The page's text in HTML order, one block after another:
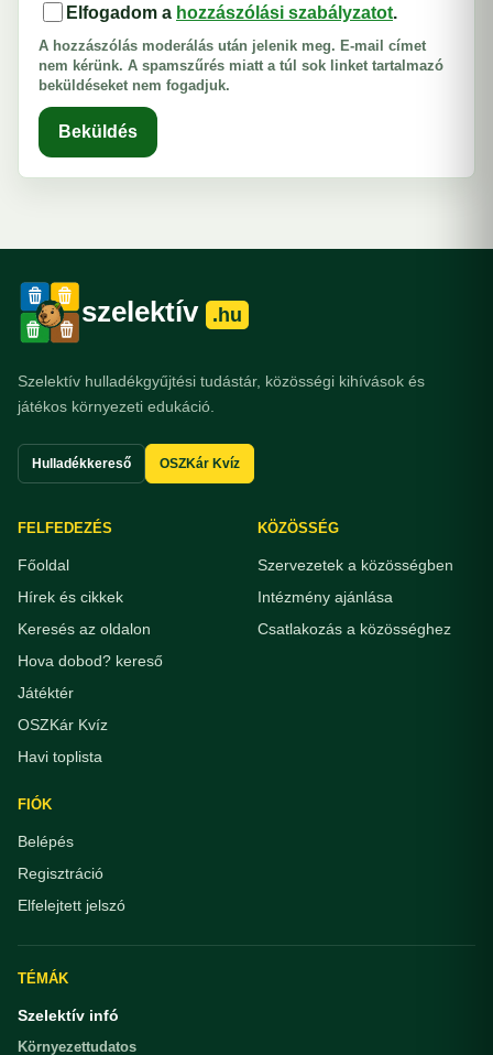
Elfogadom a hozzászólási szabályzatot.
A hozzászólás moderálás után jelenik meg. E-mail címet
nem kérünk. A spamszűrés miatt a túl sok linket tartalmazó
beküldéseket nem fogadjuk.
Beküldés
szelektív .hu
Szelektív hulladékgyűjtési tudástár, közösségi kihívások és
játékos környezeti edukáció.
Hulladékkereső OSZKár Kvíz
FELFEDEZÉS
Főoldal
Hírek és cikkek
Keresés az oldalon
Hova dobod? kereső
Játéktér
OSZKár Kvíz
Havi toplista
KÖZÖSSÉG
Szervezetek a közösségben
Intézmény ajánlása
Csatlakozás a közösséghez
FIÓK
Belépés
Regisztráció
Elfelejtett jelszó
TÉMÁK
Szelektív infó
Környezettudatos